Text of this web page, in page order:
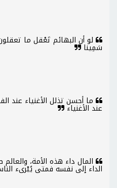
لو أن البهائم تَعْقل ما
سَمِينا
ما أحسن تذلل الأغنياء عند
عند الأغنياء
المال داء هذه الأمة،
الداء إلى نفسه فمتى يُبْرىء